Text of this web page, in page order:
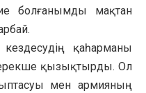
болғанымды мақтан
қаһарманы
қызықтырды. Ол
мен армияның